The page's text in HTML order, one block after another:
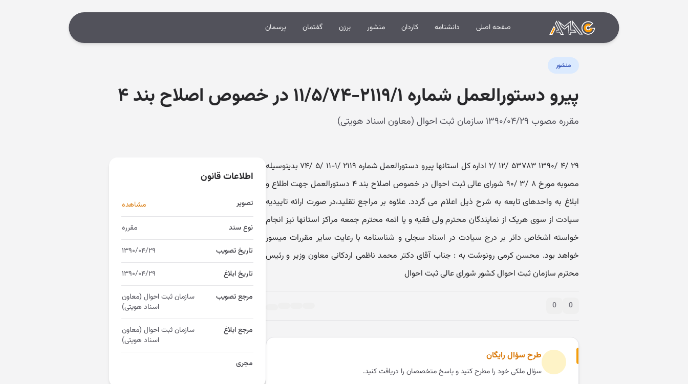
صفحه اصلی دانشنامه کاردان منشور برزن گفتمان پرسمان
منشور
پیرو دستورالعمل شماره ۲۱۱۹/۱-۱۱/۵/۷۴ در خصوص اصلاح بند ۴
مقرره مصوب ۱۳۹۰/۰۴/۲۹ سازمان ثبت احوال (معاون اسناد هویتی)
۲۹ /۴ /۱۳۹۰ ۵۳۷۸۳ /۱۲ /۲ اداره کل استانها پیرو دستورالعمل شماره ۲۱۱۹ /۱-۱۱ /۵ /۷۴ بدینوسیله
مصوبه مورخ ۸ /۳ /۹۰ شورای عالی ثبت احوال در خصوص اصلاح بند ۴ دستورالعمل جهت اطلاع و
ابلاغ به واحدهای تابعه به شرح ذیل اعلام می گردد. علاوه بر مراجع تقلید،‌در صورت ارائه تاییدیه
سیادت از سوی هریک از نمایندگان محترم ولی فقیه و یا ائمه محترم جمعه مراکز استانها نیز انجام
خواسته اشخاص دائر بر درج سیادت در اسناد سجلی و شناسنامه با رعایت سایر مقررات میسور
خواهد بود. محسن کرمی رونوشت به : جناب آقای دکتر محمد ناظمی اردکانی معاون وزیر و رئیس
محترم سازمان ثبت احوال کشور شورای عالی ثبت احوال
0
0
طرح سؤال رایگان
سؤال ملکی خود را مطرح کنید و پاسخ متخصصان را دریافت کنید.
اطلاعات قانون
تصویر مشاهده
نوع سند مقرره
تاریخ تصویب ۱۳۹۰/۰۴/۲۹
تاریخ ابلاغ ۱۳۹۰/۰۴/۲۹
مرجع تصویب
سازمان ثبت احوال (معاون
اسناد هویتی)
مرجع ابلاغ
سازمان ثبت احوال (معاون
اسناد هویتی)
مجری